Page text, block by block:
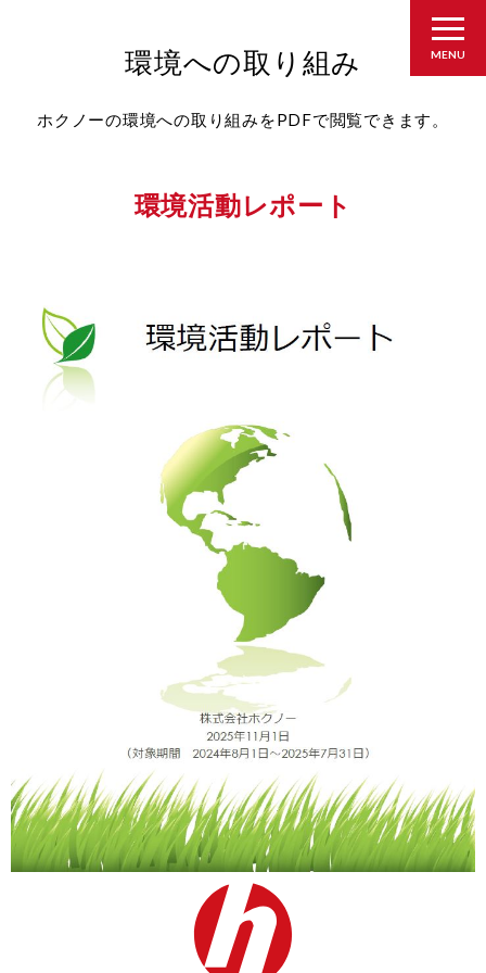
MENU
環境への取り組み
ホクノーの環境への取り組みをPDFで閲覧できます。
環境活動レポート